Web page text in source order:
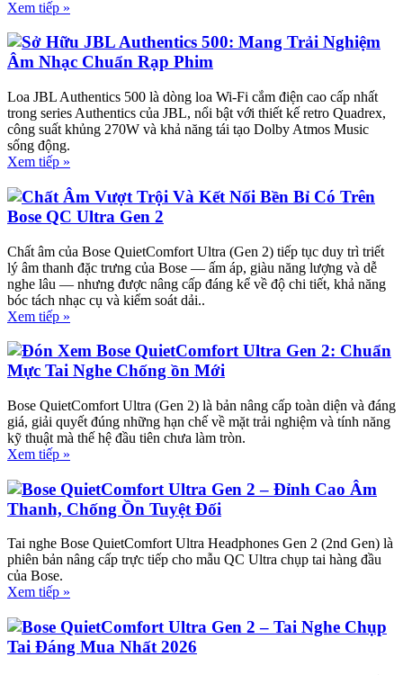
Xem tiếp »
Sở Hữu JBL Authentics 500: Mang Trải Nghiệm
Âm Nhạc Chuẩn Rạp Phim
Loa JBL Authentics 500 là dòng loa Wi-Fi cắm điện cao cấp nhất
trong series Authentics của JBL, nổi bật với thiết kế retro Quadrex,
công suất khủng 270W và khả năng tái tạo Dolby Atmos Music
sống động.
Xem tiếp »
Chất Âm Vượt Trội Và Kết Nối Bền Bỉ Có Trên
Bose QC Ultra Gen 2
Chất âm của Bose QuietComfort Ultra (Gen 2) tiếp tục duy trì triết
lý âm thanh đặc trưng của Bose — ấm áp, giàu năng lượng và dễ
nghe lâu — nhưng được nâng cấp đáng kể về độ chi tiết, khả năng
bóc tách nhạc cụ và kiểm soát dải..
Xem tiếp »
Đón Xem Bose QuietComfort Ultra Gen 2: Chuẩn
Mực Tai Nghe Chống ồn Mới
Bose QuietComfort Ultra (Gen 2) là bản nâng cấp toàn diện và đáng
giá, giải quyết đúng những hạn chế về mặt trải nghiệm và tính năng
kỹ thuật mà thế hệ đầu tiên chưa làm tròn.
Xem tiếp »
Bose QuietComfort Ultra Gen 2 – Đỉnh Cao Âm
Thanh, Chống Ồn Tuyệt Đối
Tai nghe Bose QuietComfort Ultra Headphones Gen 2 (2nd Gen) là
phiên bản nâng cấp trực tiếp cho mẫu QC Ultra chụp tai hàng đầu
của Bose.
Xem tiếp »
Bose QuietComfort Ultra Gen 2 – Tai Nghe Chụp
Tai Đáng Mua Nhất 2026